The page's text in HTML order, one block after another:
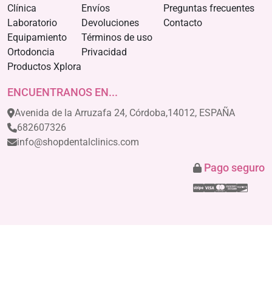
Clínica
Laboratorio
Equipamiento
Ortodoncia
Productos Xplora
Envíos
Devoluciones
Términos de uso
Privacidad
Preguntas frecuentes
Contacto
ENCUENTRANOS EN...
Avenida de la Arruzafa 24, Córdoba,14012, ESPAÑA
682607326
info@shopdentalclinics.com
Pago seguro
Stripe
Visa